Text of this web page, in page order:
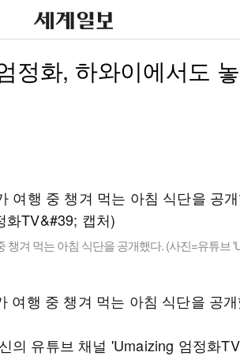
정화, 하와이에서도
챙겨 먹는 아침 식단을 공개했다. (사진=유튜브
여행 중 챙겨 먹는 아침 식단을 공
의 유튜브 채널 'Umaizing 엄정화